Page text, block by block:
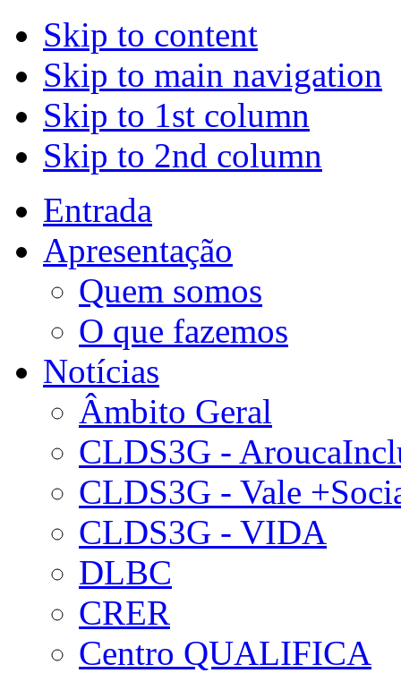
Skip to content
Skip to main navigation
Skip to 1st column
Skip to 2nd column
Entrada
Apresentação
Quem somos
O que fazemos
Notícias
Âmbito Geral
CLDS3G -
CLDS3G - Vale
CLDS3G - VIDA
DLBC
CRER
Centro QUALIFICA